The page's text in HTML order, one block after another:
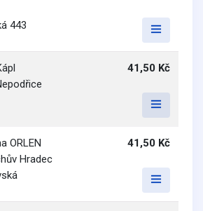
443
41,50 Kč
ORLEN
Hradec
41,50 Kč